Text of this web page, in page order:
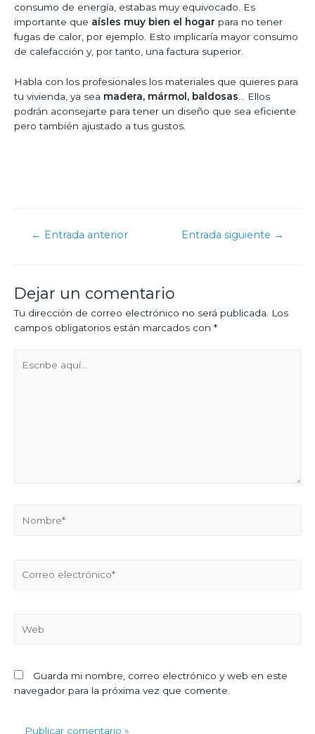
consumo de energía, estabas muy equivocado. Es
importante que aísles muy bien el hogar para no tener
fugas de calor, por ejemplo. Esto implicaría mayor consumo
de calefacción y, por tanto, una factura superior.
Habla con los profesionales los materiales que quieres para
tu vivienda, ya sea madera, mármol, baldosas … Ellos
podrán aconsejarte para tener un diseño que sea eficiente
pero también ajustado a tus gustos.
← Entrada anterior Entrada siguiente →
Dejar un comentario
Tu dirección de correo electrónico no será publicada.
Los
campos obligatorios están marcados con *
Guarda mi nombre, correo electrónico y web en este
navegador para la próxima vez que comente.